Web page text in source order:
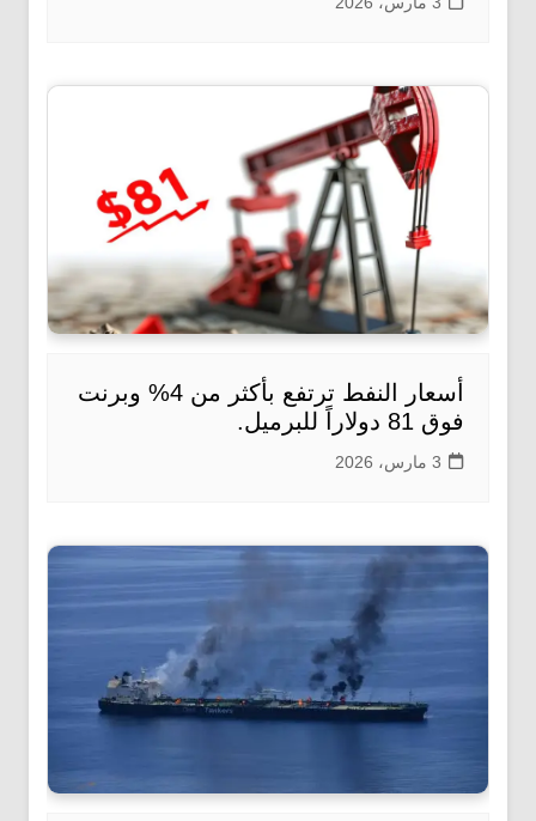
أسعار النفط ترتفع بأكثر من 4% وبرنت
فوق 81 دولاراً للبرميل.
3 مارس، 2026